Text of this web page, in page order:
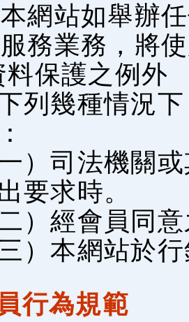
本網站如舉辦
服務業務，將
料保護之例外
列幾種情況
一）司法機關
要求時。
二）經會員同
三）本網站於
行為規範